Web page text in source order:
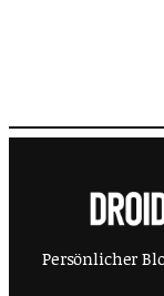
Persönlicher